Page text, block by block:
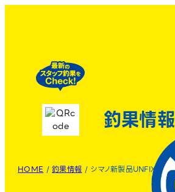
釣果情報
HOME /釣果情報 / シマノ新製品UNFIX！